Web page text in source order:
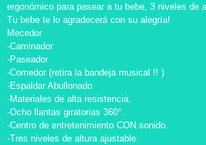
ergonómico para pasear a tu bebe, 3 niveles de
Tu bebe te lo agradecerá con su alegría!
Mecedor
-Caminador
-Paseador
-Comedor (retira la bandeja musical !! )
-Espaldar Abullonado
-Materiales de alta resistencia.
-Ocho llantas giratorias 360°.
-Centro de entretenimiento CON sonido.
-Tres niveles de altura ajustable.